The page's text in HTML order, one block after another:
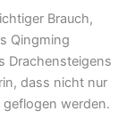
Brauch,
Qingming
Drachensteigens
dass nicht nur
werden.